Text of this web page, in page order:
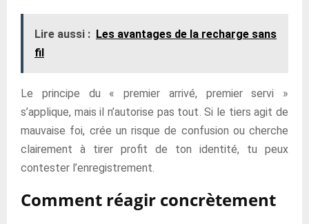
Lire aussi : Les avantages de la recharge sans
fil
Le principe du « premier arrivé, premier servi »
s’applique, mais il n’autorise pas tout. Si le tiers agit de
mauvaise foi, crée un risque de confusion ou cherche
clairement à tirer profit de ton identité, tu peux
contester l’enregistrement.
Comment réagir concrètement